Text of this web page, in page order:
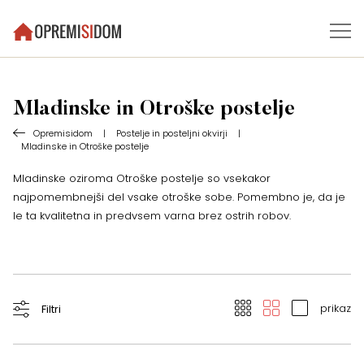
Mladinske in Otroške postelje
Opremisidom | Postelje in posteljni okvirji
|
Mladinske in Otroške postelje
Mladinske oziroma Otroške postelje so vsekakor
najpomembnejši del vsake otroške sobe. Pomembno je, da je
le ta kvalitetna in predvsem varna brez ostrih robov.
Filtri prikaz